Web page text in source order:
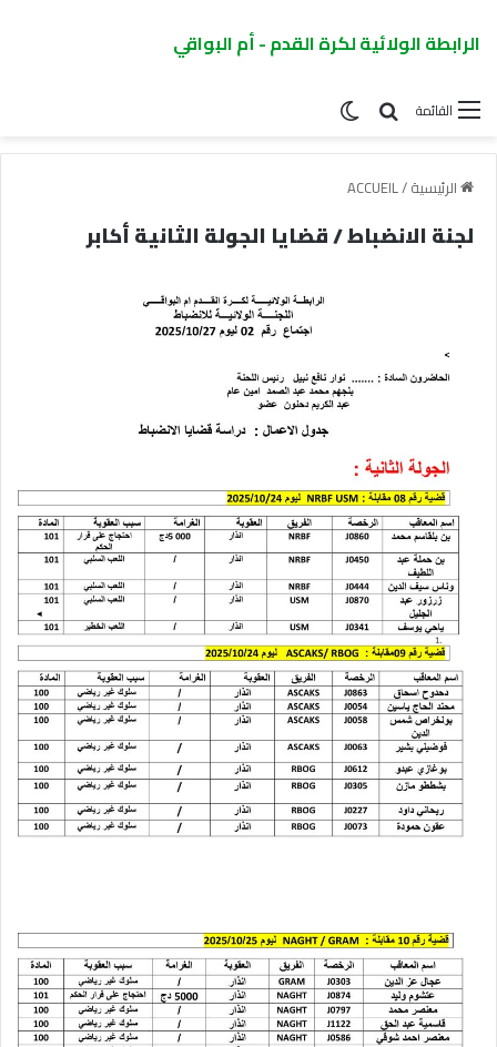
الرابطة الولائية لكرة القدم - أم البواقي
القائمة
الرئيسية/
ACCUEIL
لجنة الانضباط / قضايا الجولة الثانية أكابر